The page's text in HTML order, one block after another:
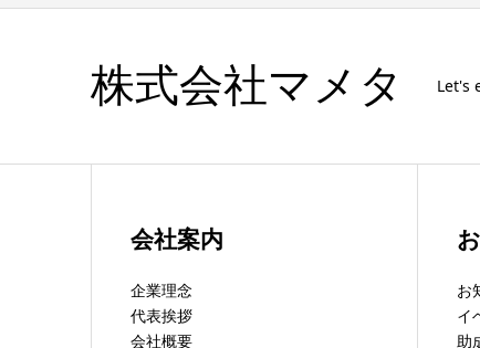
株式会社マメタ Let's
会社案内
企業理念
代表挨拶
会社概要
お
イ
助